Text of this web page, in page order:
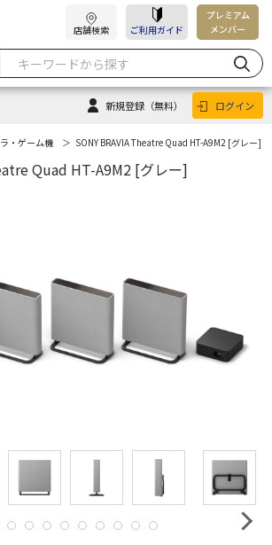
店舗検索 ご利用ガイド
プレミアム
メンバー
新規登録 （無料） ログイン
・ゲーム機 SONY BRAVIA Theatre Quad HT-A9M2 [グレー]
Quad HT-A9M2 [グレー]